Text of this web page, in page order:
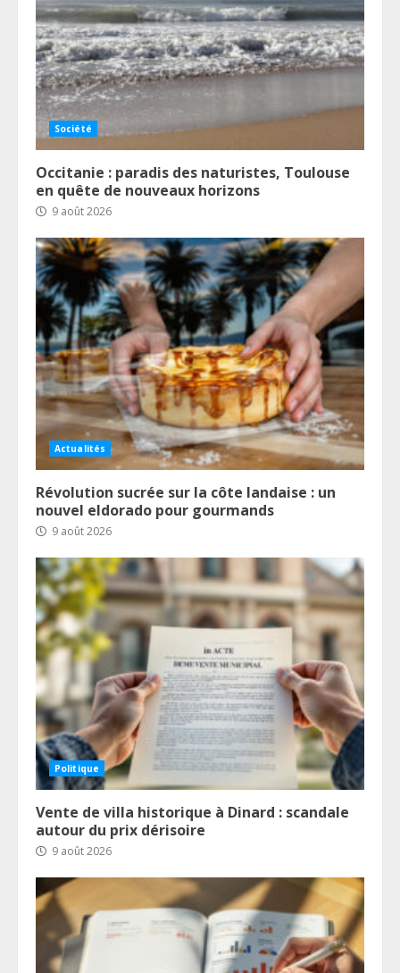
Société
Occitanie : paradis des naturistes, Toulouse
en quête de nouveaux horizons
9 août 2026
Actualités
Révolution sucrée sur la côte landaise : un
nouvel eldorado pour gourmands
9 août 2026
Politique
Vente de villa historique à Dinard : scandale
autour du prix dérisoire
9 août 2026